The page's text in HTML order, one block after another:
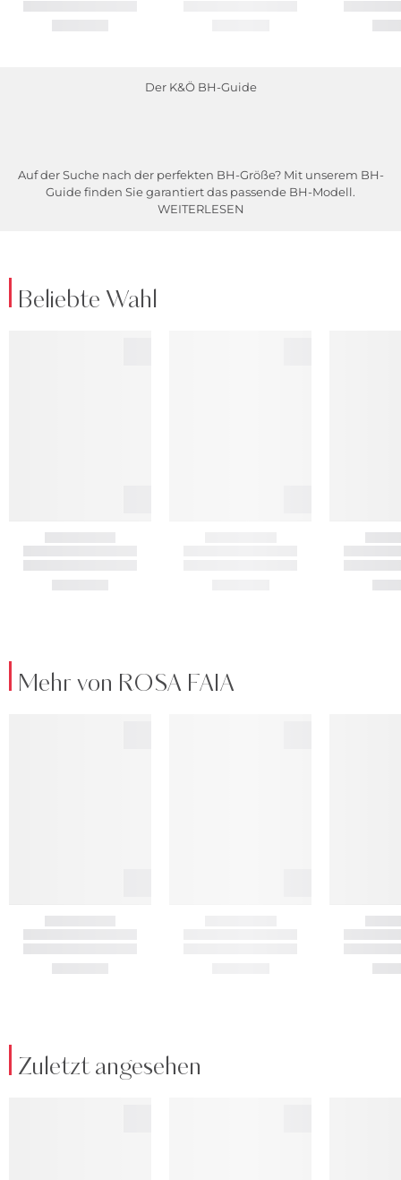
Der K&Ö BH-Guide
Auf der Suche nach der perfekten BH-Größe? Mit unserem BH-
Guide finden Sie garantiert das passende BH-Modell.
WEITERLESEN
Beliebte Wahl
Mehr von ROSA FAIA
Zuletzt angesehen